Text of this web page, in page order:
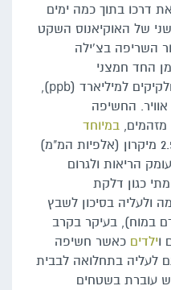
את דרכו בתוך כמה ימים
של האוקיאנוס השקט
ק"מ ממקור השריפה בצ'ילה
החד חמצני
באטמוספרה הגיע ל 100-80 חלקיקים למיליארד (ppb),
החשיפה
במיוחד
חלקיקים נשימים הקטנים מ-2.5 מיקרון (אלפיות המ"מ)
הריאות ולגרום
כגון דלקת
ולעליה בסיכון לשבץ
במוח), בעיקר בקרב
וילדים כאשר חשיפה
לעליה בתחלואה לבבית
עוברת בשטחים